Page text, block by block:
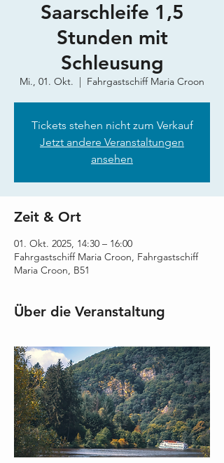
Saarschleife 1,5
Stunden mit
Schleusung
Mi., 01. Okt.
  |
Fahrgastschiff Maria Croon
Tickets stehen nicht zum Verkauf
Jetzt andere Veranstaltungen
ansehen
Zeit & Ort
01. Okt. 2025, 14:30 – 16:00
Fahrgastschiff Maria Croon, Fahrgastschiff
Maria Croon, B51
Über die Veranstaltung